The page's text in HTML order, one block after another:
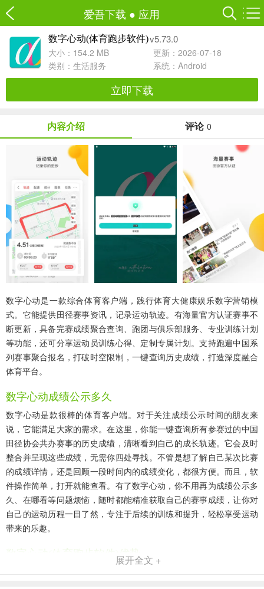
爱吾下载 ● 应用
数字心动(体育跑步软件)v5.73.0
大小：154.2 MB
更新：2026-07-18
类别： 生活服务 系统：Android
立即下载
内容介绍 评论 0
数字心动是一款综合体育客户端，践行体育大健康娱乐数字营销模
式。它能提供田径赛事资讯，记录运动轨迹。有海量官方认证赛事不
断更新，具备完赛成绩聚合查询、跑团与俱乐部服务、专业训练计划
等功能，还可分享运动员训练心得、定制专属计划。支持跑遍中国系
列赛事聚合报名，打破时空限制，一键查询历史成绩，打造深度融合
体育平台。
数字心动成绩公示多久
数字心动是款很棒的体育客户端。对于关注成绩公示时间的朋友来
说，它能满足大家的需求。在这里，你能一键查询所有参赛过的中国
田径协会共办赛事的历史成绩，清晰看到自己的成长轨迹。它会及时
整合并呈现这些成绩，无需你四处寻找。不管是想了解自己某次比赛
的成绩详情，还是回顾一段时间内的成绩变化，都很方便。而且，软
件操作简单，打开就能查看。有了数字心动，你不用再为成绩公示多
久、在哪看等问题烦恼，随时都能精准获取自己的赛事成绩，让你对
自己的运动历程一目了然，专注于后续的训练和提升，轻松享受运动
带来的乐趣。
数字心动(体育跑步软件)优势展开全文 +